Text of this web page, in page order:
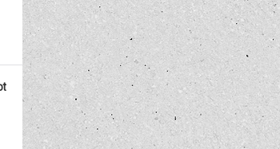
エックス キャリバー ストライパ
ー 単品売り 【#000】
5,720円
(税込)
ハンバー
17,600円 (税